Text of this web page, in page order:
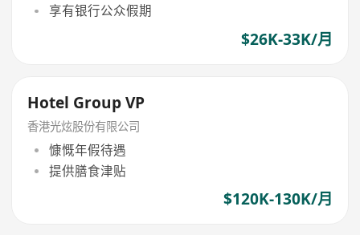
享有银行公众假期
$26K-33K/月
Hotel Group VP
香港光炫股份有限公司
慷慨年假待遇
提供膳食津贴
$120K-130K/月